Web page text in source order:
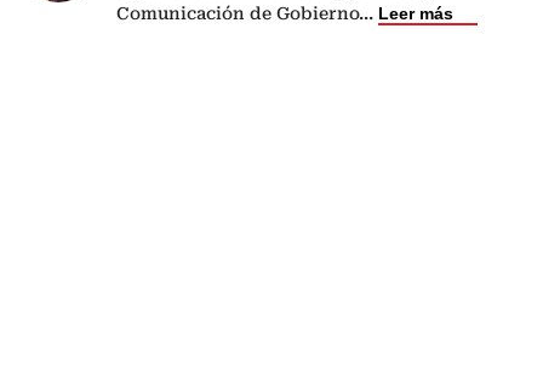
Comunicación de Gobierno... Leer más